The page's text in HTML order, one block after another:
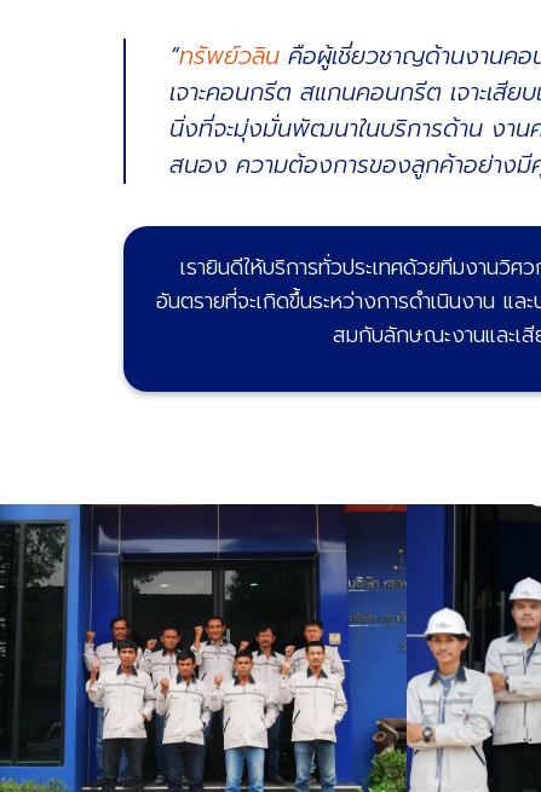
“ทรัพย์วลิน คือผู้เชี่ยวชาญด้านงานค
เจาะคอนกรีต สแกนคอนกรีต เจาะเสีย
นิ่งที่จะมุ่งมั่นพัฒนาในบริการด้าน งา
สนอง ความต้องการของลูกค้าอย่าง
เรายินดีให้บริการทั่วประเทศด้วยทีมงานวิ
อันตรายที่จะเกิดขึ้นระหว่างการดำเนินงาน แล
สมกับลักษณะงานและเสี